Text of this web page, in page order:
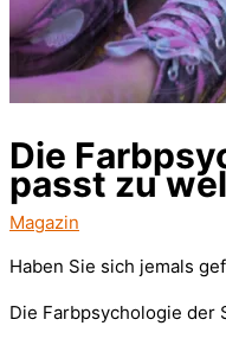
Die
passt zu
Magazin
Haben Sie sich jemals
Die Farbpsychologie der